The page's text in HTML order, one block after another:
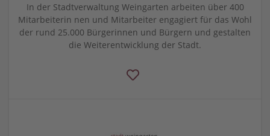
In der Stadtverwaltung Weingarten arbeiten über 400
Mitarbeiterin nen und Mitarbeiter engagiert für das Wohl
der rund 25.000 Bürgerinnen und Bürgern und gestalten
die Weiterentwicklung der Stadt.